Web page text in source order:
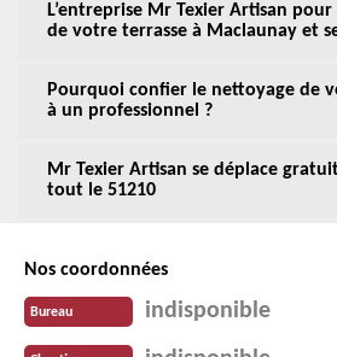
L’entreprise Mr Texier Artisan
de votre terrasse à Maclaunay et
Pourquoi confier le nettoyage de
à un professionnel ?
Mr Texier Artisan se déplace
tout le 51210
Nos coordonnées
Bureau indisponible